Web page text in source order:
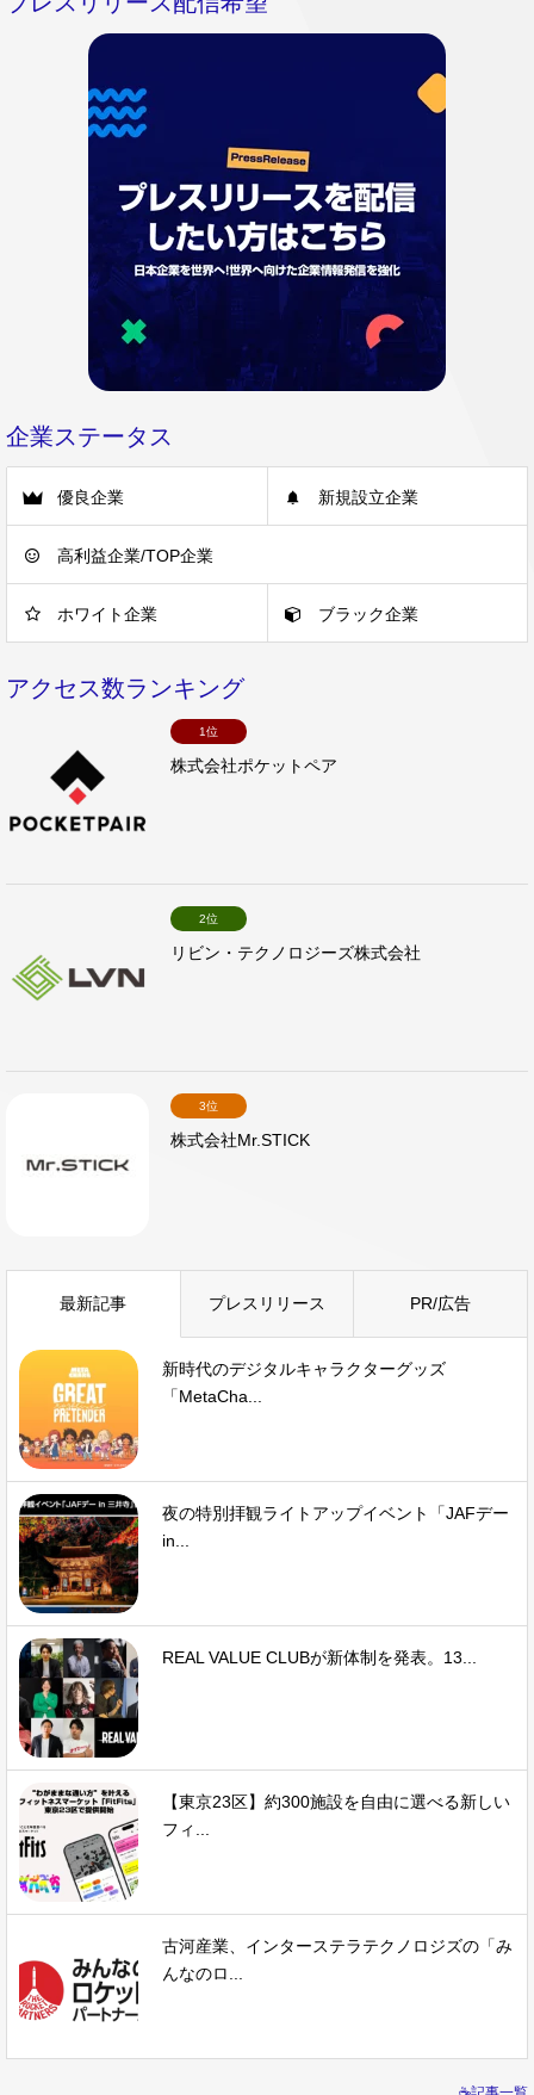
企業ステータス
優良企業 新規設立企業
高利益企業/TOP企業
ホワイト企業 ブラック企業
アクセス数ランキング
1位
株式会社ポケットペア
2位
リビン・テクノロジーズ株式会社
3位
株式会社Mr.STICK
最新記事 プレスリリース PR/広告
新時代のデジタルキャラクターグッズ
「MetaCha...
夜の特別拝観ライトアップイベント「JAFデー
in...
REAL VALUE CLUBが新体制を発表。13...
【東京23区】約300施設を自由に選べる新しい
フィ...
古河産業、インターステラテクノロジズの「み
んなのロ...